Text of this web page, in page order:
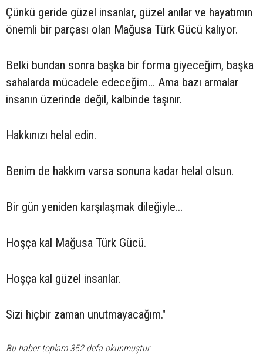
Çünkü geride güzel insanlar, güzel anılar ve hayatımın
önemli bir parçası olan Mağusa Türk Gücü kalıyor.
Belki bundan sonra başka bir forma giyeceğim, başka
sahalarda mücadele edeceğim… Ama bazı armalar
insanın üzerinde değil, kalbinde taşınır.
Hakkınızı helal edin.
Benim de hakkım varsa sonuna kadar helal olsun.
Bir gün yeniden karşılaşmak dileğiyle…
Hoşça kal Mağusa Türk Gücü.
Hoşça kal güzel insanlar.
Sizi hiçbir zaman unutmayacağım."
Bu haber toplam 352 defa okunmuştur